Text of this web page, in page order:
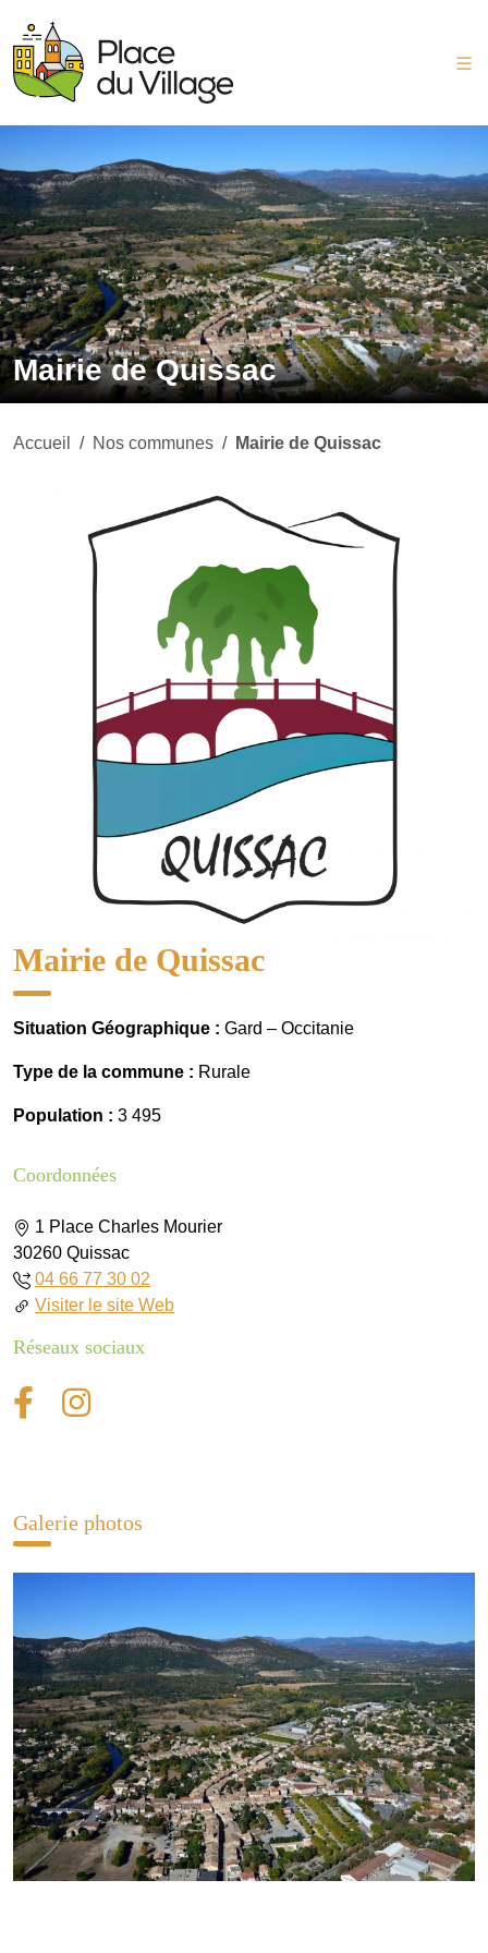
Mairie de Quissac
Accueil / Nos communes / Mairie de Quissac
Mairie de Quissac
Situation Géographique : Gard – Occitanie
Type de la commune : Rurale
Population : 3 495
Coordonnées
1 Place Charles Mourier
30260 Quissac
04 66 77 30 02
Visiter le site Web
Réseaux sociaux
Galerie photos